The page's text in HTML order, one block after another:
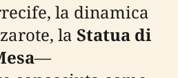
la dinamica
la Statua di
—